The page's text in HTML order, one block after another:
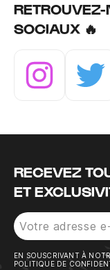
SOCIAUX 🔥
RECEVEZ
ET
EN SOUSCRIVANT À
POLITIQUE DE